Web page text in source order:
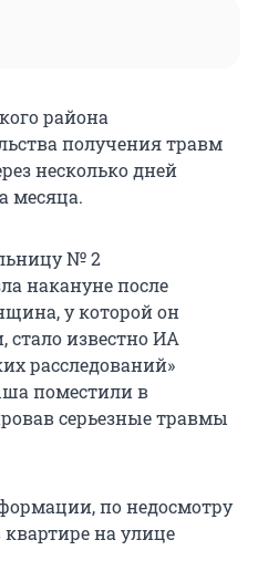
района
получения травм
несколько дней
месяца.
№ 2
накануне после
у которой он
стало известно ИА
расследований»
поместили в
серьезные травмы
по недосмотру
на улице